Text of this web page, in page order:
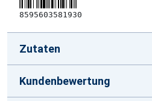
8595603581930
Zutaten
Kundenbewertung